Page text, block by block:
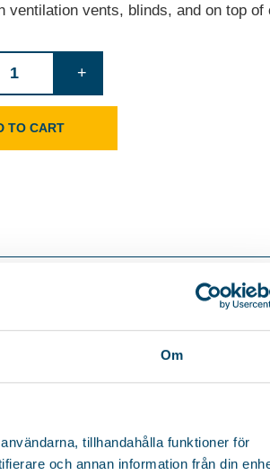
Om
tillhandahålla funktioner för
och annan information från din
ventilation vents, blinds, and on top of
+
TO CART